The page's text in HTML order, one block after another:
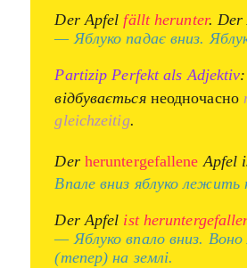
Der Apfel fällt herunter. Der
— Яблуко падає вниз.
Partizip Perfekt als Adjektiv
відбувається неодночасно
gleichzeitig.
Der heruntergefallene Apfel
Впале вниз яблуко лежить
Der Apfel ist
— Яблуко впало вниз.
(тепер) на землі.